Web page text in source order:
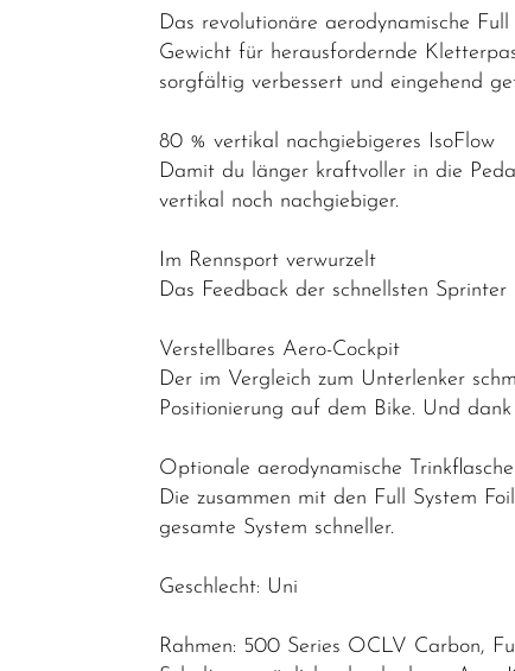
Performance
Mountainbikes
Das revolutionäre aerodynamische
Gewicht für herausfordernde
sorgfältig verbessert und eingehend
80 % vertikal nachgiebigeres IsoFlow
Damit du länger kraftvoller in die
vertikal noch nachgiebiger.
Im Rennsport verwurzelt
Das Feedback der schnellsten
Verstellbares Aero-Cockpit
Der im Vergleich zum Unterlenker
Positionierung auf dem Bike. Und
Optionale aerodynamische
Die zusammen mit den Full System
gesamte System schneller.
Geschlecht: Uni
Rahmen: 500 Series OCLV Carbon,